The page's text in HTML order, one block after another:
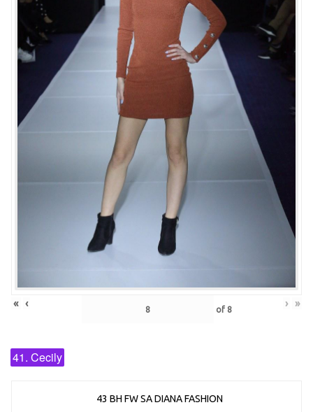
« ‹ of 8 › »
41. Cecily
43 BH FW SA DIANA FASHION